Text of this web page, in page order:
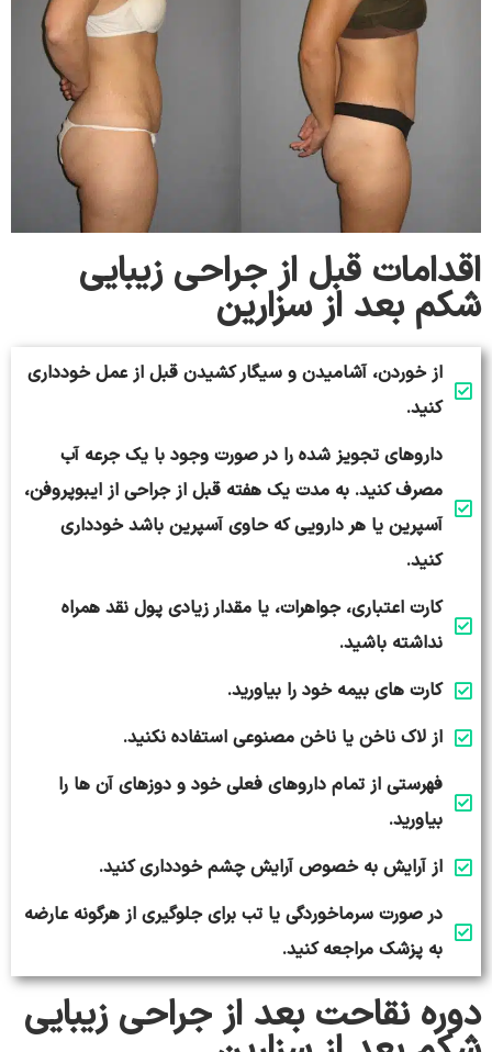
اقدامات قبل از جراحی زیبایی
شکم بعد از سزارین
از خوردن، آشامیدن و سیگار کشیدن قبل از عمل خودداری
کنید.
داروهای تجویز شده را در صورت وجود با یک جرعه آب
مصرف کنید. به مدت یک هفته قبل از جراحی از ایبوپروفن،
آسپرین یا هر دارویی که حاوی آسپرین باشد خودداری
کنید.
کارت اعتباری، جواهرات، یا مقدار زیادی پول نقد همراه
نداشته باشید.
کارت های بیمه خود را بیاورید.
از لاک ناخن یا ناخن مصنوعی استفاده نکنید.
فهرستی از تمام داروهای فعلی خود و دوزهای آن ها را
بیاورید.
از آرایش به خصوص آرایش چشم خودداری کنید.
در صورت سرماخوردگی یا تب برای جلوگیری از هرگونه عارضه
به پزشک مراجعه کنید.
دوره نقاحت بعد از جراحی زیبایی